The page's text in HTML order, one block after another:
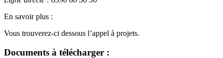
En savoir plus :
Vous trouverez-ci dessous l’appel à projets.
Documents à télécharger :